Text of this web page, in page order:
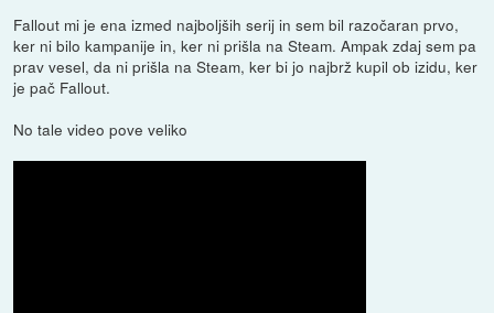
Fallout mi je ena izmed najboljših serij in sem bil razočaran prvo,
ker ni bilo kampanije in, ker ni prišla na Steam. Ampak zdaj sem pa
prav vesel, da ni prišla na Steam, ker bi jo najbrž kupil ob izidu, ker
je pač Fallout.
No tale video pove veliko